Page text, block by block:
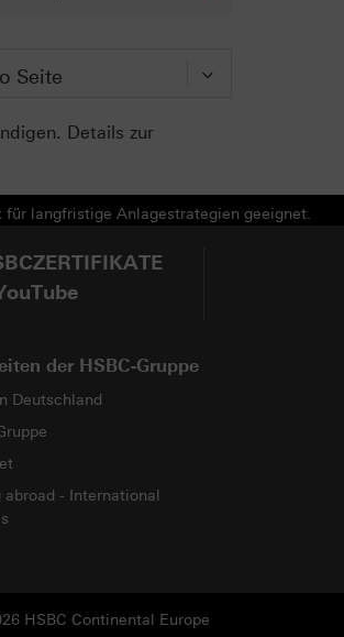
Details zur
langfristige Anlagestrategien geeignet.
der HSBC-Gruppe
Deutschland
abroad - International
HSBC Continental Europe